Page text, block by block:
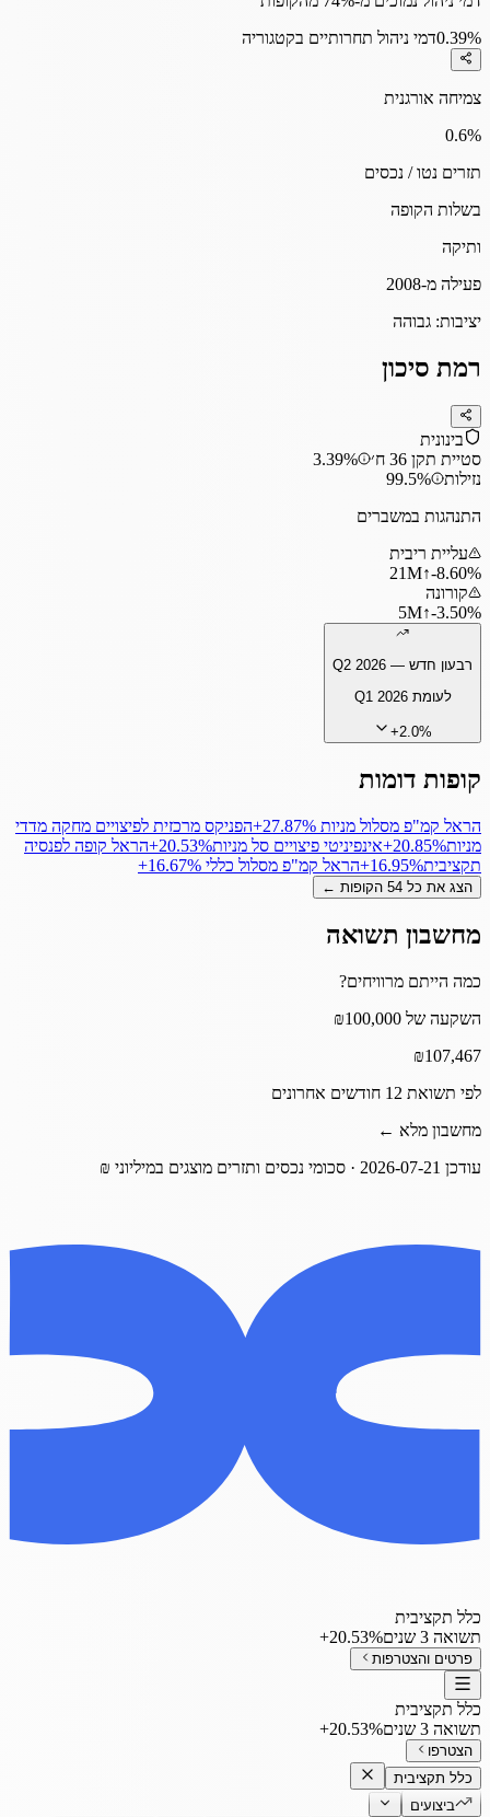
0.39%דמי ניהול תחרותיים בקטגוריה
צמיחה אורגנית
0.6%
תזרים נטו / נכסים
בשלות הקופה
ותיקה
פעילה מ-2008
יציבות: גבוהה
רמת סיכון
בינונית
סטיית תקן 36 ח׳
3.39%
נזילות
99.5%
התנהגות במשברים
עליית ריבית
‎-8.60%
↑
21M
קורונה
‎-3.50%
↑
5M
רבעון חדש — Q2 2026
לעומתQ1 2026
+2.0%
קופות דומות
הראל קמ"פ מסלול מניות ‎+27.87%הפניקס מרכזית לפיצויים מחקה מדדי
מניות‎+20.85%אינפיניטי פיצויים סל מניות‎+20.53%הראל קופה לפנסיה
תקציבית‎+16.95%הראל קמ"פ מסלול כללי ‎+16.67%
הצג את כל 54 הקופות ←
מחשבון תשואה
כמה הייתם מרוויחים?
השקעה של ₪100,000
₪107,467
לפי תשואת 12 חודשים אחרונים
מחשבון מלא ←
עודכן 2026-07-21 · סכומי נכסים ותזרים מוצגים במיליוני ₪
כלל תקציבית
תשואה 3 שנים
‎+20.53%
פרטים והצטרפות
כלל תקציבית
תשואה 3 שנים
‎+20.53%
הצטרפו
כלל תקציבית
ביצועים